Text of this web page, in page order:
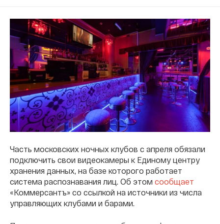
Часть московских ночных клубов с апреля обязали
подключить свои видеокамеры к Единому центру
хранения данных, на базе которого работает
система распознавания лиц. Об этом сообщает
«Коммерсантъ» со ссылкой на источники из числа
управляющих клубами и барами.